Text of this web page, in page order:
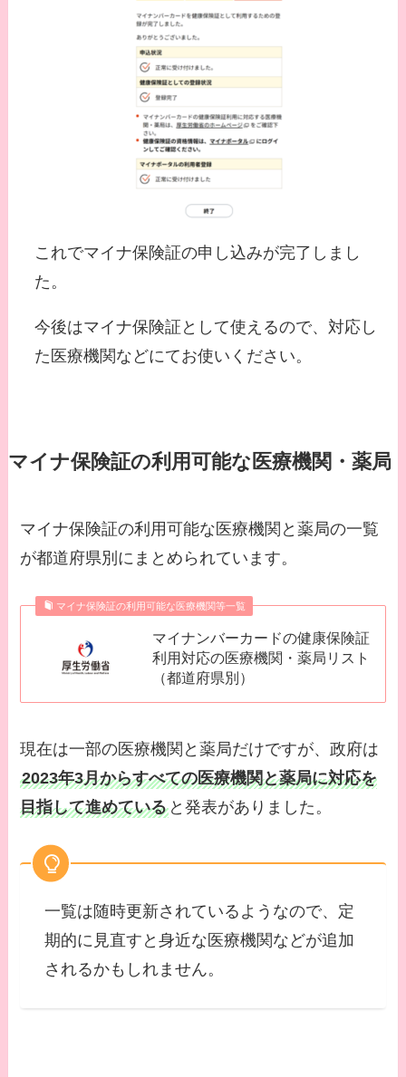
これでマイナ保険証の申し込みが完了しまし
た。
今後はマイナ保険証として使えるので、対応し
た医療機関などにてお使いください。
マイナ保険証の利用可能な医療機関・薬局
マイナ保険証の利用可能な医療機関と薬局の一覧
が都道府県別にまとめられています。
マイナ保険証の利用可能な医療機関等一覧
マイナンバーカードの健康保険証
利用対応の医療機関・薬局リスト
（都道府県別）
現在は一部の医療機関と薬局だけですが、政府は
2023年3月からすべての医療機関と薬局に対応を
目指して進めている と発表がありました。
一覧は随時更新されているようなので、定
期的に見直すと身近な医療機関などが追加
されるかもしれません。